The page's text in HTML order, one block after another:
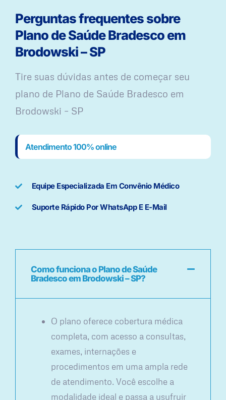
Perguntas frequentes sobre
Plano de Saúde Bradesco em
Brodowski – SP
Tire suas dúvidas antes de começar seu
plano ​de Plano de Saúde Bradesco em
Brodowski – SP
Atendimento 100% online
Equipe Especializada Em Convênio Médico
Suporte Rápido Por WhatsApp E E-Mail
Como funciona o Plano de Saúde
Bradesco em Brodowski – SP?
O plano oferece cobertura médica
completa, com acesso a consultas,
exames, internações e
procedimentos em uma ampla rede
de atendimento. Você escolhe a
modalidade ideal e passa a usufruir